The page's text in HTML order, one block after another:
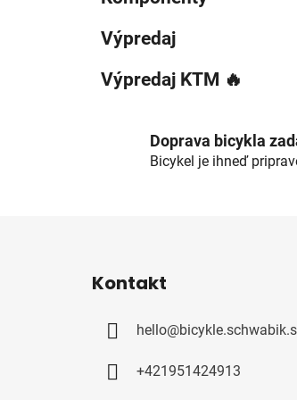
Výpredaj
Výpredaj KTM 🔥
Doprava bicykla
Bicykel je ihneď
Kontakt
hello@
+421951424913